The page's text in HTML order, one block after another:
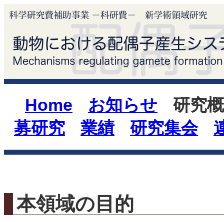
Home お知らせ
研究
募研究
業績 研究集会
本領域の目的